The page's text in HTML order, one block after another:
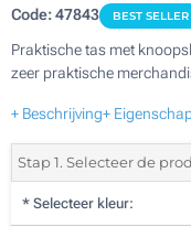
Code:47843 BEST SELLER
Praktische tas met
zeer praktische
+ Beschrijving+
Stap 1. Selecteer de
* Selecteer kleur: